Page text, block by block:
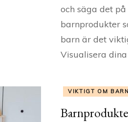
och säga det
barnprodukter
barn är det
Visualisera
VIKTIGT OM